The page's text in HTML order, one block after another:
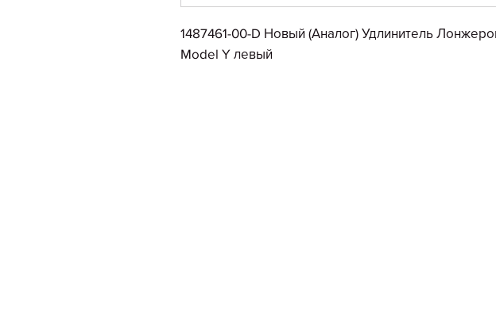
1487461-00-D Новый (Аналог) Удлинитель
Model Y левый